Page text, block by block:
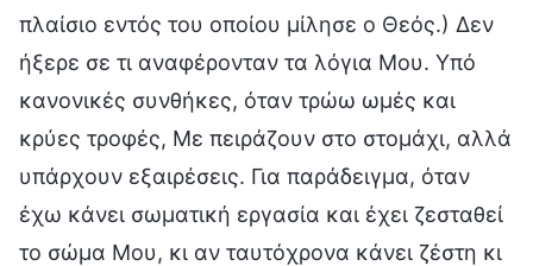
πλαίσιο εντός του οποίου μίλησε ο Θεός.) Δεν
ήξερε σε τι αναφέρονταν τα λόγια Μου. Υπό
κανονικές συνθήκες, όταν τρώω ωμές και
κρύες τροφές, Με πειράζουν στο στομάχι, αλλά
υπάρχουν εξαιρέσεις. Για παράδειγμα, όταν
έχω κάνει σωματική εργασία και έχει ζεσταθεί
το σώμα Μου, κι αν ταυτόχρονα κάνει ζέστη κι